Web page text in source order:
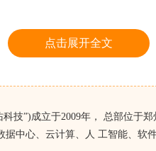
网口是1000M的并不代表
体网络带宽不容易超出100M
网络供应商很可能会在网络
点击展开全文
技”)成立于2009年， 总部位于
中心、云计算、人 工智能、软